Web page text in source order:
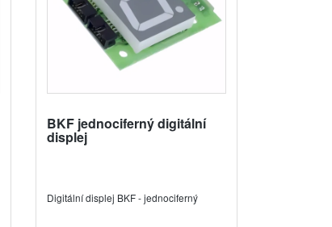
BKF jednociferný digitální
displej
Digitální displej BKF - jednociferný